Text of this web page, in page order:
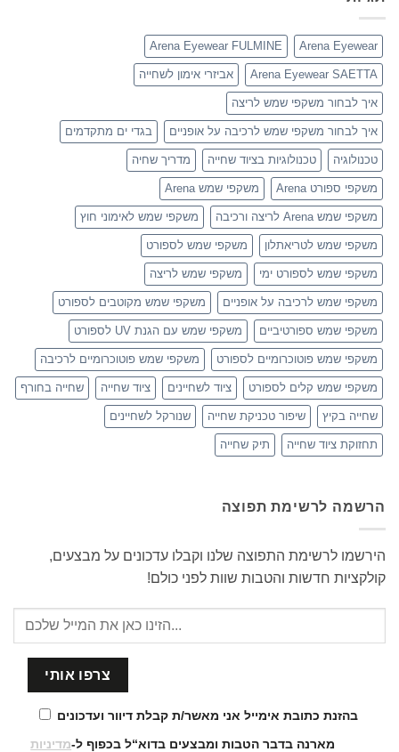
Arena Eyewear
Arena Eyewear FULMINE
Arena Eyewear SAETTA אביזרי אימון לשחייה
איך לבחור משקפי שמש לריצה
איך לבחור משקפי שמש לרכיבה על אופניים בגדי ים מתקדמים
טכנולוגיה טכנולוגיות בציוד שחייה מדריך שחיה
משקפי ספורט Arena משקפי שמש Arena
משקפי שמש Arena לריצה ורכיבה משקפי שמש לאימוני חוץ
משקפי שמש לטריאתלון משקפי שמש לספורט
משקפי שמש לספורט ימי משקפי שמש לריצה
משקפי שמש לרכיבה על אופניים משקפי שמש מקוטבים לספורט
משקפי שמש ספורטיביים משקפי שמש עם הגנת UV לספורט
משקפי שמש פוטוכרומיים לספורט משקפי שמש פוטוכרומיים לרכיבה
משקפי שמש קלים לספורט ציוד לשחיינים ציוד שחייה שחייה בחורף
שחייה בקיץ שיפור טכניקת שחייה שנורקל לשחיינים
תחזוקת ציוד שחייה תיק שחייה
הרשמה לרשימת תפוצה
הירשמו לרשימת התפוצה שלנו וקבלו עדכונים על מבצעים,
קולקציות חדשות והטבות שוות לפני כולם!
בהזנת כתובת אימייל אני מאשר/ת קבלת דיוור ועדכונים
מארנה בדבר הטבות ומבצעים בדוא“ל בכפוף ל-מדיניות